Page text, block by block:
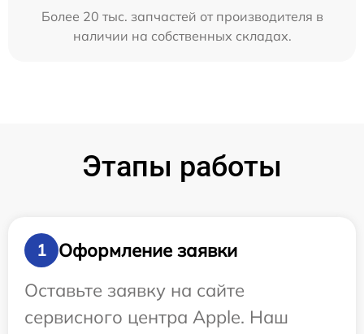
Более 20 тыс. запчастей от производителя в
наличии на собственных складах.
Этапы работы
1
Оформление заявки
Оставьте заявку на сайте
сервисного центра Apple. Наш